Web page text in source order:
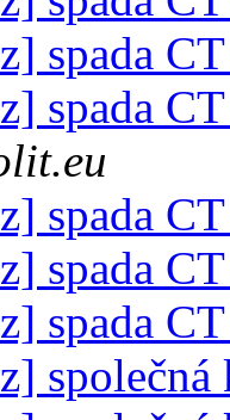
spada
spada
spada
spada
spada
společná